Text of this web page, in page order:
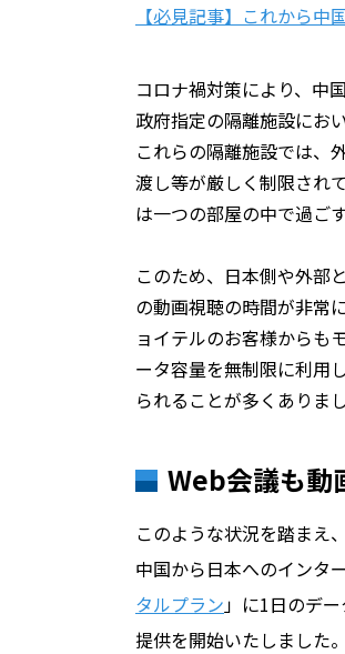
【必見記事】これから
コロナ禍対策により、中
政府指定の隔離施設にお
これらの隔離施設では、
渡し等が厳しく制限され
は一つの部屋の中で過ご
このため、日本側や外部
の動画視聴の時間が非常
ョイテルのお客様からも
ータ容量を無制限に利用
られることが多くありまし
Web会議も動
このような状況を踏まえ
中国から日本へのインタ
タルプラン」に1日のデ
提供を開始いたしました。